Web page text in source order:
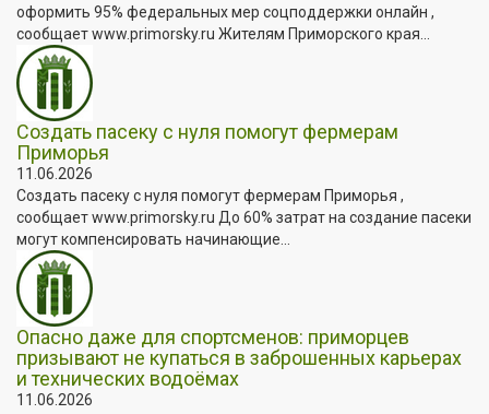
оформить 95% федеральных мер соцподдержки онлайн ,
сообщает www.primorsky.ru Жителям Приморского края...
Создать пасеку с нуля помогут фермерам
Приморья
11.06.2026
Создать пасеку с нуля помогут фермерам Приморья ,
сообщает www.primorsky.ru До 60% затрат на создание пасеки
могут компенсировать начинающие...
Опасно даже для спортсменов: приморцев
призывают не купаться в заброшенных карьерах
и технических водоёмах
11.06.2026